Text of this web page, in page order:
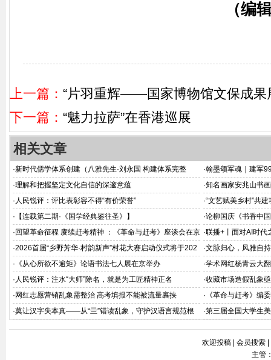
（编
上一篇： “片羽重辉——国家博物馆文保成果
下一篇： “魅力拉萨”在香港巡展
相关文章
·新时代儒学体系创建（八雅先生·刘永国 构建体系完整
版）
·翰墨颂军魂｜建军
·理解和把握坚定文化自信的深邃意蕴 ·知名画家安兆山书
· 人民锐评：评比表彰容不得“有价荣誉” ·“文艺赋美乡村”共
· 【连载第二期·《国学经典鉴往圣》】 ·论柳国庆《书香中
深释
· 回望革命征程 赓续赶考精神 ：《革命与赶考》座谈会在京
举办
·联播+丨面对AI时代
·2026首届“乡野芳华·村韵新声”村花大赛启动仪式将于202
6年8月在京举办
·文脉归心，风雅自
· 《从心所欲不逾矩》论语书法七人展在京举办 ·学术网红杨青云大
· 人民锐评：注水“大师”除名，就是为工匠精神正名 ·收藏市场造假乱象
· 网红志愿营销乱象需整治 高考填报不能被流量裹挟 · 《革命与赶考》编
会在北京飞天商务大
·莫让汉字失本真——从“亖”错读乱象，守护汉语言规范根
·第三届全国大学生
欢迎投稿 会员搜索
主管